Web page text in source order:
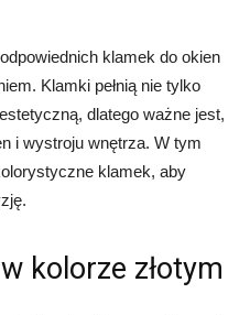
klamek do okien
Klamki pełnią nie tylko
dlatego ważne jest,
i wystroju wnętrza. W tym
klamek, aby
kolorze złotym